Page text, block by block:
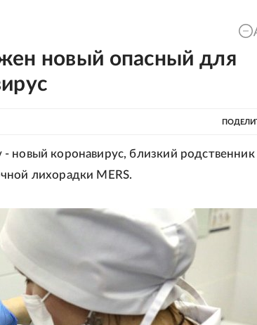
новый опасный для
новый коронавирус, близкий родственник
лихорадки MERS.